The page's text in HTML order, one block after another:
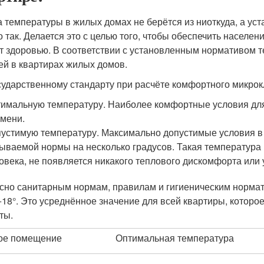
в жилых домах не берётся из ниоткуда, а
так. Делается это с целью того, чтобы обеспечить
здоровью. В соответствии с установленным нормативом
в квартирах жилых домов.
стандарту при расчёте комфортного
температуру. Наиболее комфортные условия
температуру. Максимально допустимые условия
нормы на несколько градусов. Такая
не появляется никакого теплового дискомфорта
санитарным нормам, правилам и гигиеническим
Это усреднённое значение для всей квартиры,
помещение
Оптимальная температура